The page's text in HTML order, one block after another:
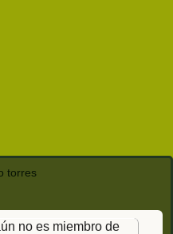
torres
no es miembro de